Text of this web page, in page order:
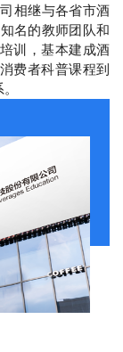
相继与各省市酒
名的教师团队和
训，基本建成酒
费者科普课程到